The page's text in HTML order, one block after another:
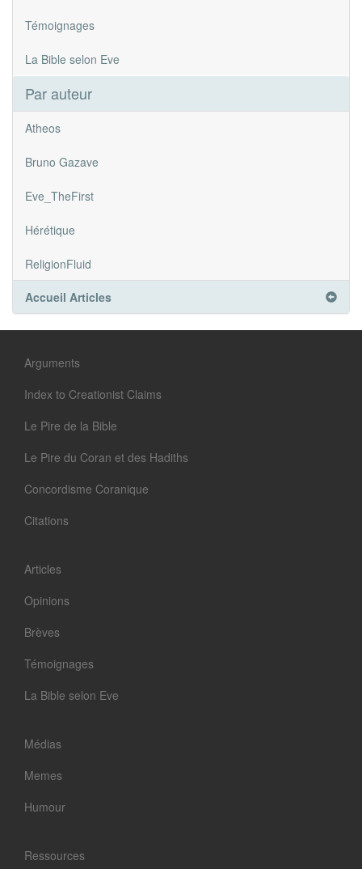
Témoignages
La Bible selon Eve
Par auteur
Atheos
Bruno Gazave
Eve_TheFirst
Hérétique
ReligionFluid
Accueil Articles
Arguments
Index to Creationist Claims
Le Pire de la Bible
Le Pire du Coran et des Hadiths
Concordisme Coranique
Citations
Articles
Opinions
Brèves
Témoignages
La Bible selon Eve
Médias
Memes
Humour
Ressources